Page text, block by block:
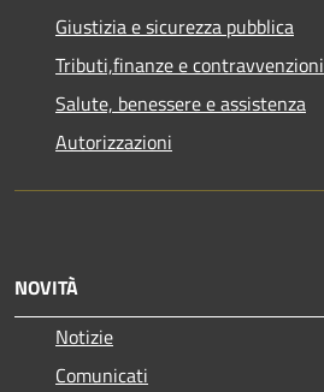
Giustizia e sicurezza pubblica
Tributi,finanze e contravvenzioni
Salute, benessere e assistenza
Autorizzazioni
NOVITÀ
Notizie
Comunicati